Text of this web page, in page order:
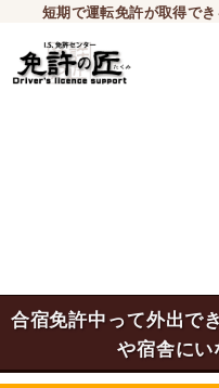
短期で運転免許が取得で
合宿免許中って外出で
や宿舎にい